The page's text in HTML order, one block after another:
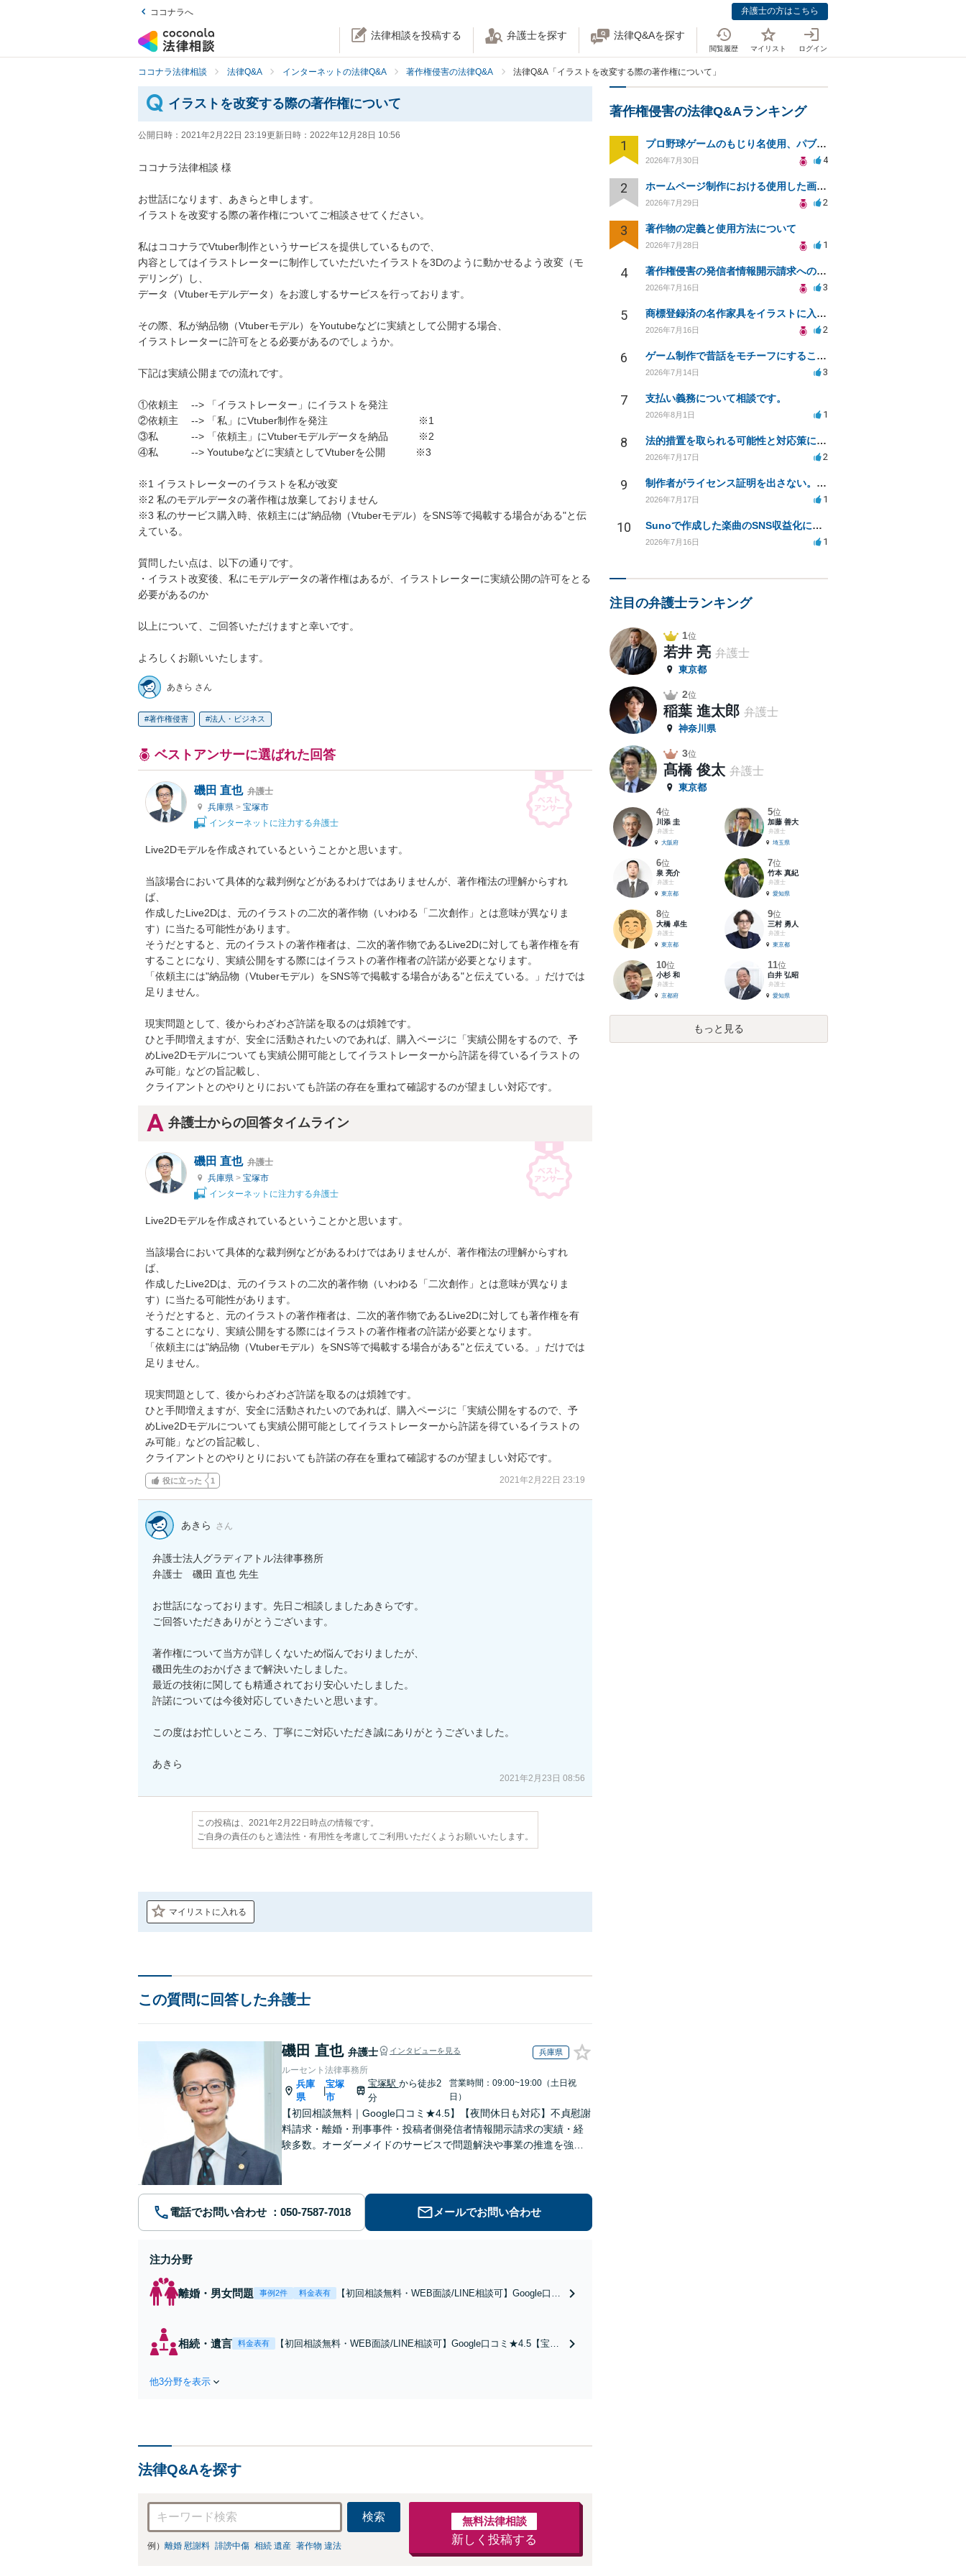
ココナラへ 弁護士の方はこちら
法律相談を投稿する 弁護士を探す 法律Q&Aを探す
閲覧履歴 マイリスト ログイン
ココナラ法律相談 法律Q&A インターネットの法律Q&A 著作権侵害の法律Q&A 法律Q&A「イラストを改変する際の著作権について」
イラストを改変する際の著作権について
公開日時： 2021年2月22日 23:19更新日時： 2022年12月28日 10:56
ココナラ法律相談 様
お世話になります、あきらと申します。
イラストを改変する際の著作権についてご相談させてください。
私はココナラでVtuber制作というサービスを提供しているもので、
内容としてはイラストレーターに制作していただいたイラストを3Dのように動かせるよう改変（モ
デリング）し、
データ（Vtuberモデルデータ）をお渡しするサービスを行っております。
その際、私が納品物（Vtuberモデル）をYoutubeなどに実績として公開する場合、
イラストレーターに許可をとる必要があるのでしょうか。
下記は実績公開までの流れです。
①依頼主　 --> 「イラストレーター」にイラストを発注
②依頼主　 --> 「私」にVtuber制作を発注　　　　　　　　　※1
③私　　　 --> 「依頼主」にVtuberモデルデータを納品　　　※2
④私　　　 --> Youtubeなどに実績としてVtuberを公開　　　※3
※1 イラストレーターのイラストを私が改変
※2 私のモデルデータの著作権は放棄しておりません
※3 私のサービス購入時、依頼主には"納品物（Vtuberモデル）をSNS等で掲載する場合がある"と伝
えている。
質問したい点は、以下の通りです。
・イラスト改変後、私にモデルデータの著作権はあるが、イラストレーターに実績公開の許可をとる
必要があるのか
以上について、ご回答いただけますと幸いです。
よろしくお願いいたします。
あきら さん
著作権侵害 法人・ビジネス
ベストアンサーに選ばれた回答
磯田 直也 弁護士
兵庫県 > 宝塚市
インターネットに注力する弁護士
Live2Dモデルを作成されているということかと思います。
当該場合において具体的な裁判例などがあるわけではありませんが、著作権法の理解からすれ
ば、
作成したLive2Dは、元のイラストの二次的著作物（いわゆる「二次創作」とは意味が異なりま
す）に当たる可能性があります。
そうだとすると、元のイラストの著作権者は、二次的著作物であるLive2Dに対しても著作権を有
することになり、実績公開をする際にはイラストの著作権者の許諾が必要となります。
「依頼主には"納品物（Vtuberモデル）をSNS等で掲載する場合がある"と伝えている。」だけでは
足りません。
現実問題として、後からわざわざ許諾を取るのは煩雑です。
ひと手間増えますが、安全に活動されたいのであれば、購入ページに「実績公開をするので、予
めLive2Dモデルについても実績公開可能としてイラストレーターから許諾を得ているイラストの
み可能」などの旨記載し、
クライアントとのやりとりにおいても許諾の存在を重ねて確認するのが望ましい対応です。
弁護士からの回答タイムライン
磯田 直也 弁護士
兵庫県 > 宝塚市
インターネットに注力する弁護士
Live2Dモデルを作成されているということかと思います。
当該場合において具体的な裁判例などがあるわけではありませんが、著作権法の理解からすれ
ば、
作成したLive2Dは、元のイラストの二次的著作物（いわゆる「二次創作」とは意味が異なりま
す）に当たる可能性があります。
そうだとすると、元のイラストの著作権者は、二次的著作物であるLive2Dに対しても著作権を有
することになり、実績公開をする際にはイラストの著作権者の許諾が必要となります。
「依頼主には"納品物（Vtuberモデル）をSNS等で掲載する場合がある"と伝えている。」だけでは
足りません。
現実問題として、後からわざわざ許諾を取るのは煩雑です。
ひと手間増えますが、安全に活動されたいのであれば、購入ページに「実績公開をするので、予
めLive2Dモデルについても実績公開可能としてイラストレーターから許諾を得ているイラストの
み可能」などの旨記載し、
クライアントとのやりとりにおいても許諾の存在を重ねて確認するのが望ましい対応です。
役に立った 1 2021年2月22日 23:19
あきら さん
弁護士法人グラディアトル法律事務所
弁護士　磯田 直也 先生
お世話になっております。先日ご相談しましたあきらです。
ご回答いただきありがとうございます。
著作権について当方が詳しくないため悩んでおりましたが、
磯田先生のおかげさまで解決いたしました。
最近の技術に関しても精通されており安心いたしました。
許諾については今後対応していきたいと思います。
この度はお忙しいところ、丁寧にご対応いただき誠にありがとうございました。
あきら
2021年2月23日 08:56
この投稿は、2021年2月22日時点の情報です。
ご自身の責任のもと適法性・有用性を考慮してご利用いただくようお願いいたします。
マイリストに入れる
この質問に回答した弁護士
磯田 直也 弁護士 インタビューを見る 兵庫県
ルーセント法律事務所
兵庫
県
|
宝塚
市
宝塚駅 から徒歩2
分
営業時間：09:00~19:00（土日祝
日）
【初回相談無料｜Google口コミ★4.5】【夜間休日も対応】不貞慰謝
料請求・離婚・刑事事件・投稿者側発信者情報開示請求の実績・経
験多数。オーダーメイドのサービスで問題解決や事業の推進を強力
電話でお問い合わせ メールでお問い合わせ
注力分野
離婚・男女問題 事例2件 料金表有
【初回相談無料・WEB面談/LINE相談可】Google口コ
ない」解決を【夜間休日対応】
相続・遺言 料金表有
【初回相談無料・WEB面談/LINE相談可】Google口コミ★4.5【宝塚
他3分野を表示
法律Q&Aを探す
検索
例） 離婚 慰謝料 誹謗中傷 相続 遺産 著作物 違法
無料法律相談
新しく投稿する
著作権侵害の法律Q&Aランキング
1 プロ野球ゲームのもじり名使用、パブリシティ権の影響は？
2026年7月30日 4
2 ホームページ制作における使用した画像や文章の著作権について
2026年7月29日 2
3 著作物の定義と使用方法について
2026年7月28日 1
4 著作権侵害の発信者情報開示請求への対応策について相談
2026年7月16日 3
5 商標登録済の名作家具をイラストに入れて販売するのは違法でしょうか
2026年7月16日 2
6 ゲーム制作で昔話をモチーフにすることは著作権的にセーフかどうか
2026年7月14日 3
7 支払い義務について相談です。
2026年8月1日 1
8 法的措置を取られる可能性と対応策についての相談
2026年7月17日 2
9 制作者がライセンス証明を出さない。逃げられないように、今すぐ法的に何をすべきか
2026年7月17日 1
10 Sunoで作成した楽曲のSNS収益化における法的問題は？
2026年7月16日 1
注目の弁護士ランキング
1位
若井 亮 弁護士
東京都
2位
稲葉 進太郎 弁護士
神奈川県
3位
髙橋 俊太 弁護士
東京都
4位
川添 圭
弁護士
大阪府
5位
加藤 善大
弁護士
埼玉県
6位
泉 亮介
弁護士
東京都
7位
竹本 真紀
弁護士
愛知県
8位
大橋 卓生
弁護士
東京都
9位
三村 勇人
弁護士
東京都
10位
小杉 和
弁護士
京都府
11位
白井 弘昭
弁護士
愛知県
もっと見る